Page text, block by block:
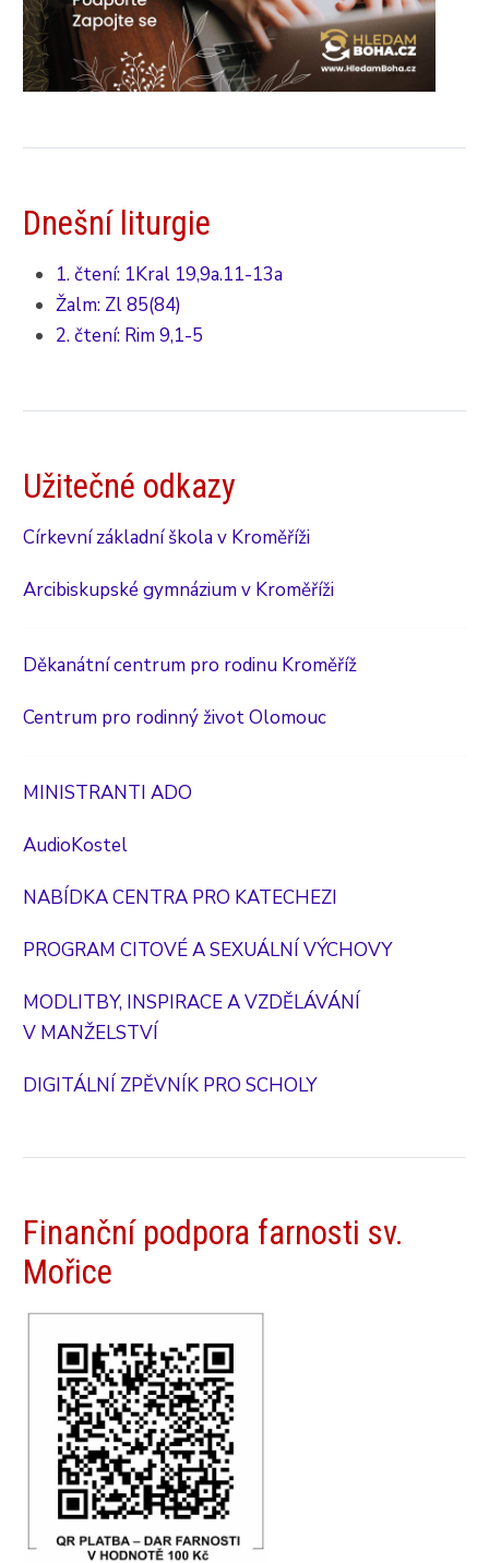
Dnešní liturgie
1. čtení: 1Kral 19,9a.11-13a
Žalm: Zl 85(84)
2. čtení: Rim 9,1-5
Užitečné odkazy
Církevní základní škola v Kroměříži
Arcibiskupské gymnázium v Kroměříži
Děkanátní centrum pro rodinu Kroměříž
Centrum pro rodinný život Olomouc
MINISTRANTI ADO
AudioKostel
NABÍDKA CENTRA PRO KATECHEZI
PROGRAM CITOVÉ A SEXUÁLNÍ VÝCHOVY
MODLITBY, INSPIRACE A VZDĚLÁVÁNÍ
V MANŽELSTVÍ
DIGITÁLNÍ ZPĚVNÍK PRO SCHOLY
Finanční podpora farnosti sv.
Mořice